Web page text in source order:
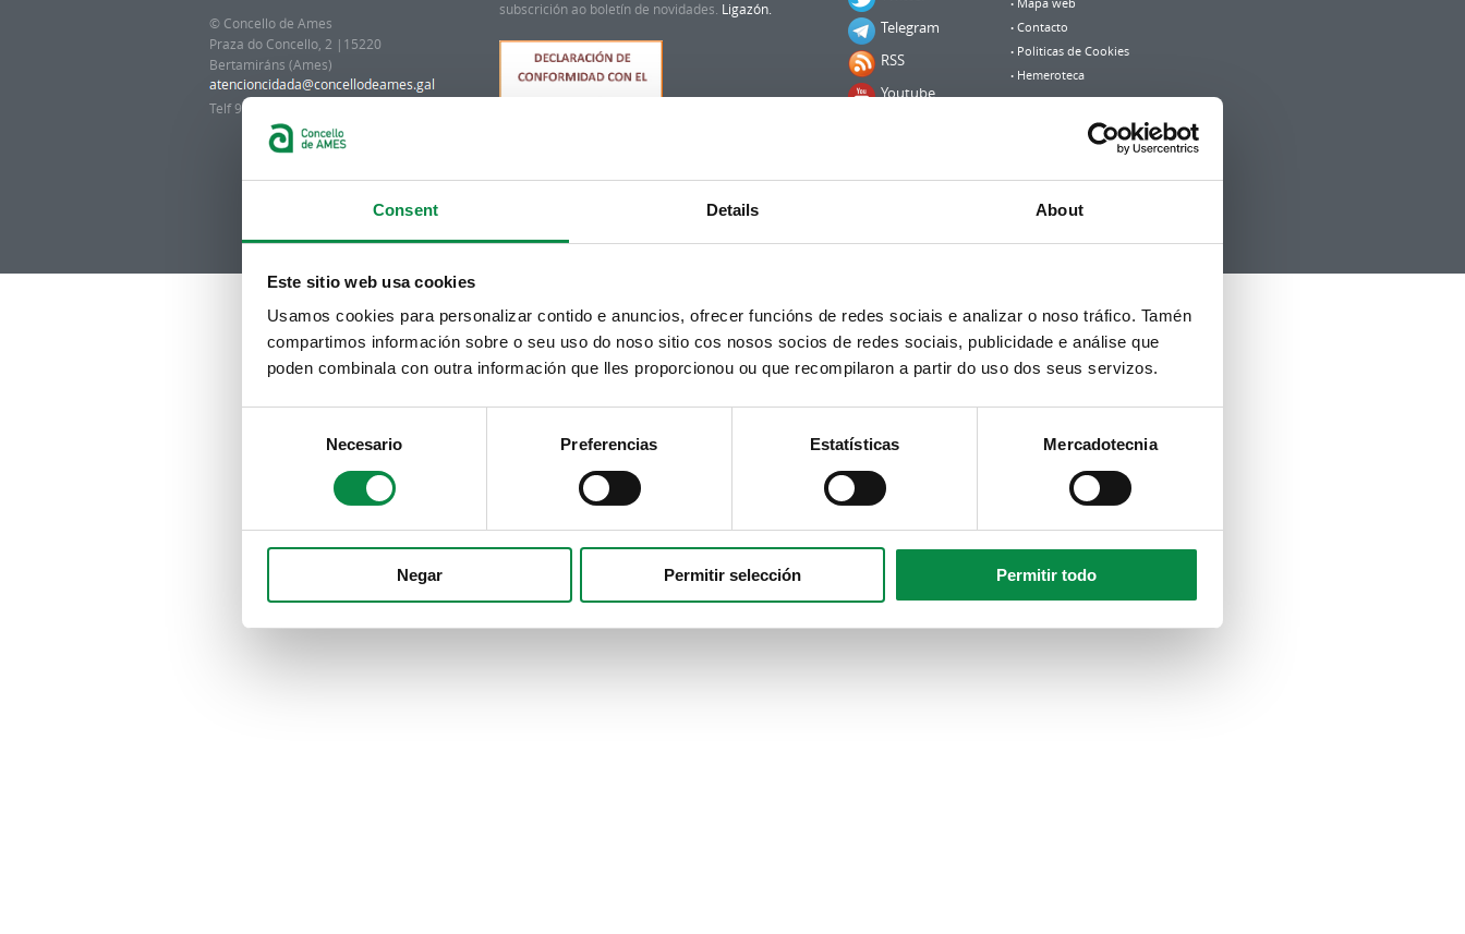
Consent Details About
Este sitio web usa cookies
Usamos cookies para personalizar contido e anuncios, ofrecer funcións de redes sociais e analizar o noso tráfico. Tamén
compartimos información sobre o seu uso do noso sitio cos nosos socios de redes sociais, publicidade e análise que
poden combinala con outra información que lles proporcionou ou que recompilaron a partir do uso dos seus servizos.
Necesario Preferencias Estatísticas Mercadotecnia
Negar Permitir selección Permitir todo
© Concello de Ames
Praza do Concello, 2 |15220
Bertamiráns (Ames)
Telf 981 883 002 | Fax 981 883 925
subscrición ao boletín de novidades. Ligazón.
Telegram
RSS
Youtube
Mapa web
Contacto
Politicas de Cookies
Hemeroteca